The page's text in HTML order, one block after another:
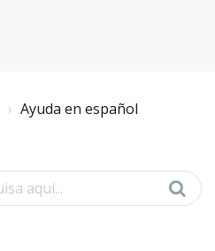
Ayuda en español